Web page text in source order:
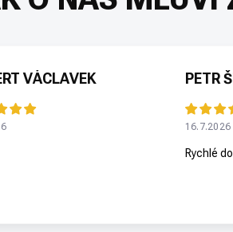
VÁCLAVEK PETR
16.7.2026
Rychlé